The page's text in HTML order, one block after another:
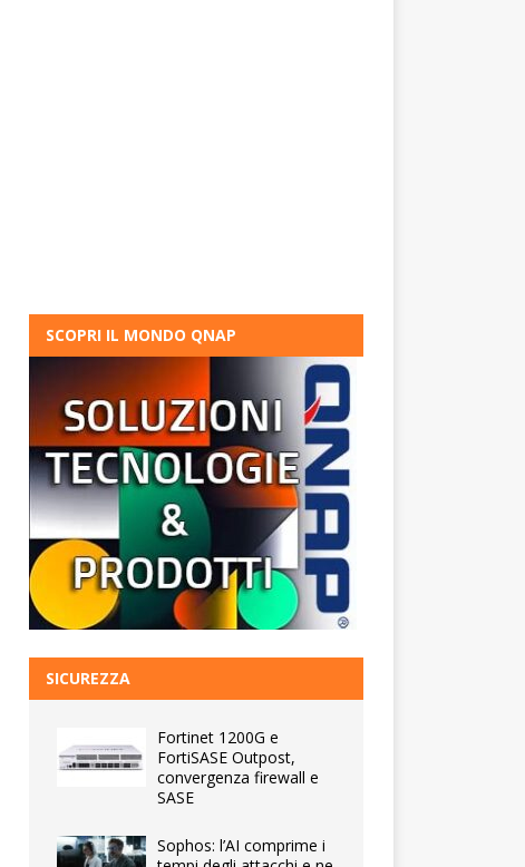
SCOPRI IL MONDO QNAP
SICUREZZA
Fortinet 1200G e
FortiSASE Outpost,
convergenza firewall e
SASE
Sophos: l’AI comprime i